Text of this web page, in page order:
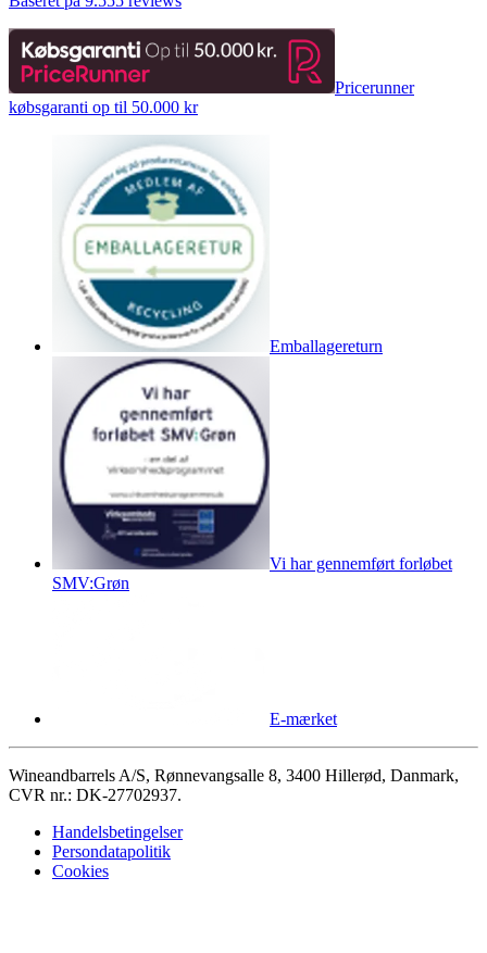
Pricerunner
købsgaranti op til 50.000 kr
Emballagereturn
Vi har gennemført forløbet
SMV:Grøn
E-mærket
Wineandbarrels A/S, Rønnevangsalle 8, 3400 Hillerød, Danmark,
CVR nr.: DK-27702937.
Handelsbetingelser
Persondatapolitik
Cookies